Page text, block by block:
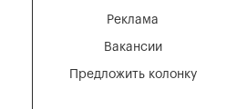
Вакансии
Реклама
Предложить колонку